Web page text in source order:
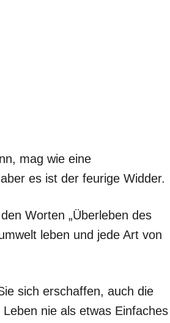
mag wie eine
es ist der feurige Widder.
Worten „Überleben des
leben und jede Art von
sich erschaffen, auch die
nie als etwas Einfaches